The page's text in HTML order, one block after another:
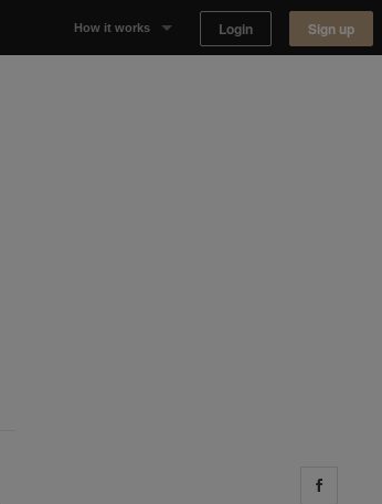
How it works Login Sign up